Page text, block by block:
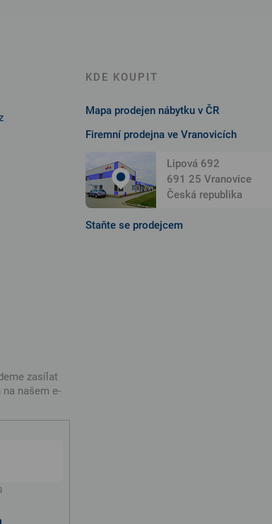
KDE KOUPIT
Mapa prodejen nábytku v ČR
Firemní prodejna ve Vranovicích
Lipová 692
691 25 Vranovice
Česká republika
Staňte se prodejcem
zasílat
našem e-